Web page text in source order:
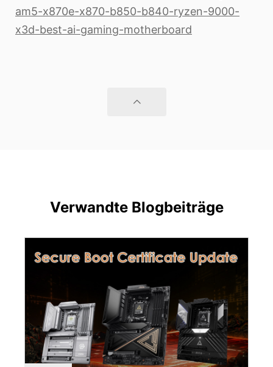
am5-x870e-x870-b850-b840-ryzen-9000-
x3d-best-ai-gaming-motherboard
Verwandte Blogbeiträge